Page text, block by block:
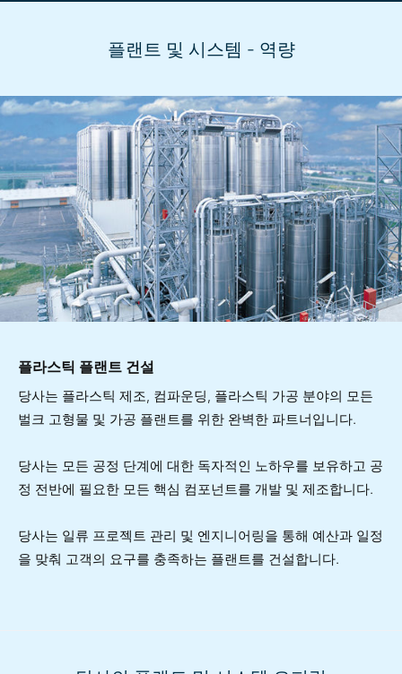
플랜트 및 시스템 - 역량
플라스틱 플랜트 건설
당사는 플라스틱 제조, 컴파운딩, 플라스틱 가공 분야의 모든
벌크 고형물 및 가공 플랜트를 위한 완벽한 파트너입니다.
당사는 모든 공정 단계에 대한 독자적인 노하우를 보유하고 공
정 전반에 필요한 모든 핵심 컴포넌트를 개발 및 제조합니다.
당사는 일류 프로젝트 관리 및 엔지니어링을 통해 예산과 일정
을 맞춰 고객의 요구를 충족하는 플랜트를 건설합니다.